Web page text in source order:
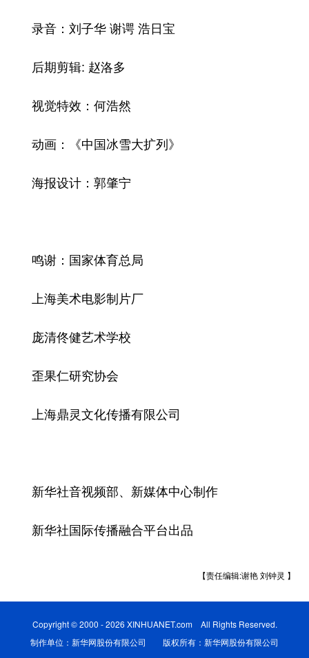
录音：刘子华 谢谔 浩日宝
后期剪辑: 赵洛多
视觉特效：何浩然
动画：《中国冰雪大扩列》
海报设计：郭肇宁
鸣谢：国家体育总局
上海美术电影制片厂
庞清佟健艺术学校
歪果仁研究协会
上海鼎灵文化传播有限公司
新华社音视频部、新媒体中心制作
新华社国际传播融合平台出品
【责任编辑:谢艳 刘钟灵 】
Copyright © 2000 - 2026 XINHUANET.com All Rights Reserved.
制作单位：新华网股份有限公司 版权所有：新华网股份有限公司